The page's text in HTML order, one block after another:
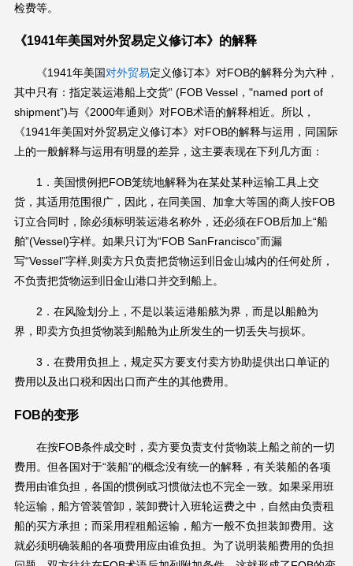
检费等。
《1941年美国对外贸易定义修订本》的解释
《1941年美国对外贸易定义修订本》对FOB的解释分为六种，
其中只有：指定装运港船上交货” (FOB Vessel，"named port of
shipment”)与《2000年通则》对FOB术语的解释相近。所以，
《1941年美国对外贸易定义修订本》对FOB的解释与运用，同国际
上的一般解释与运用有明显的差异，这主要表现在下列几方面：
1．美国惯例把FOB笼统地解释为在某处某种运输工具上交
货，其适用范围很广，因此，在同美国、加拿大等国的商人按FOB
订立合同时，除必须标明装运港名称外，还必须在FOB后加上“船
舶”(Vessel)字样。如果只订为“FOB SanFrancisco”而漏
写“Vessel”字样,则卖方只负责把货物运到旧金山城内的任何处所，
不负责把货物运到旧金山港口并交到船上。
2．在风险划分上，不是以装运港船舷为界，而是以船舱为
界，即卖方负担货物装到船舱为止所发生的一切丢失与损坏。
3．在费用负担上，规定买方要支付卖方协助提供出口单证的
费用以及出口税和因出口而产生的其他费用。
FOB的变形
在按FOB条件成交时，卖方要负责支付货物装上船之前的一切
费用。但各国对于“装船”的概念没有统一的解释，有关装船的各项
费用由谁负担，各国的惯例或习惯做法也不完全一致。如果采用班
轮运输，船方管装管卸，装卸费计入班轮运费之中，自然由负责租
船的买方承担；而采用程租船运输，船方一般不负担装卸费用。这
就必须明确装船的各项费用应由谁负担。为了说明装船费用的负担